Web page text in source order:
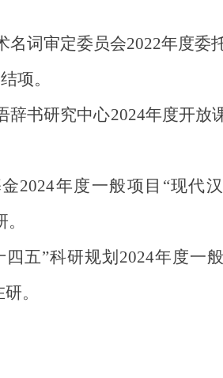
审定委员会2022年度委
项。
书研究中心2024年度开放
年度一般项目“现代汉
”科研规划2024年度一般
。